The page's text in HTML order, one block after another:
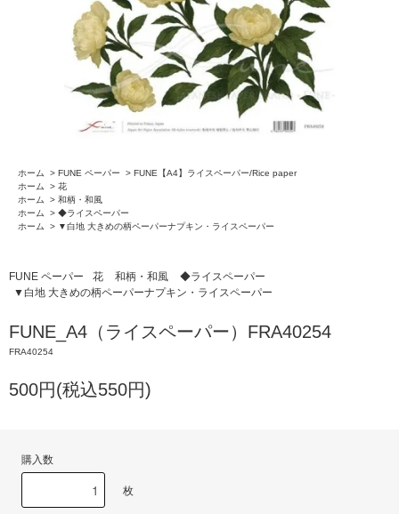
ホーム > FUNE ペーパー > FUNE【A4】ライスペーパー/Rice paper
ホーム
> 花
ホーム
> 和柄・和風
ホーム
> ◆ライスペーパー
ホーム
> ▼白地 大きめの柄ペーパーナプキン・ライスペーパー
FUNE ペーパー 花 和柄・和風
◆ライスペーパー
▼白地 大きめの柄ペーパーナプキン・ライスペーパー
FUNE_A4（ライスペーパー）FRA40254
FRA40254
500円(税込550円)
購入数
枚